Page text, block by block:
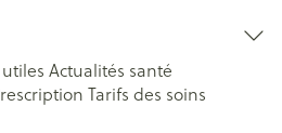
Actualités santé
Tarifs des soins